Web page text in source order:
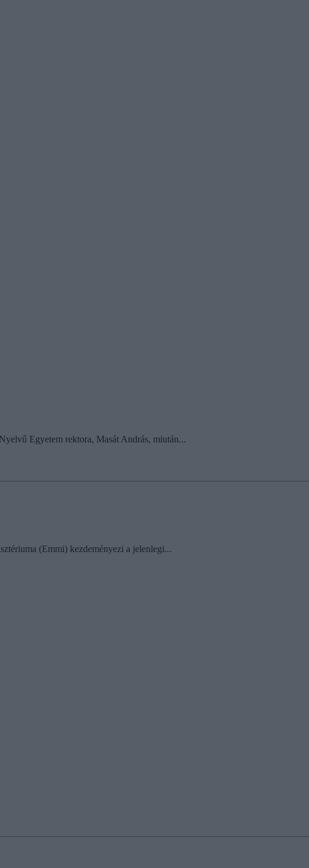
Egyetem rektora, Masát András, miután...
(Emmi) kezdeményezi a jelenlegi...